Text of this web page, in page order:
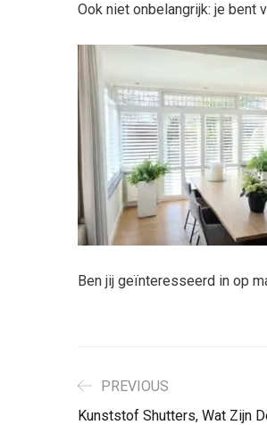
Ook niet onbelangrijk: je bent
Ben jij geïnteresseerd in op
PREVIOUS
Kunststof Shutters, Wat Zijn